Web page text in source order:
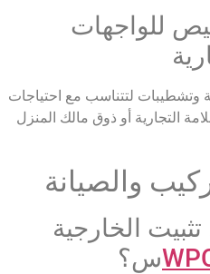
للواجهات
لتتناسب مع احتياجات
التجارية أو ذوق مالك المنزل
والصيانة
الخارجية
س؟